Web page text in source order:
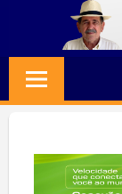
content
Jornalismo
Credibilidade